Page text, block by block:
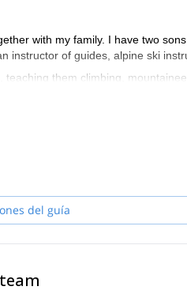
with my family. I have two
of guides, alpine ski
them climbing,
and discover the charm of the
Greece, Spain and Sardinia. I
(8163m), Shivling in India
you discover my secret spots.
del guía